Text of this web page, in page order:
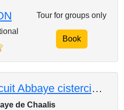
Tour for groups only
Book
Circuit Abbaye cistercienne de Chaalis, musée Jacquemart-André, château et jardins d'Ermenonville
de Chaalis